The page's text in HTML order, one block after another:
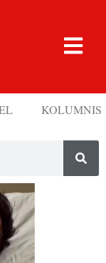
KOLUMNIS